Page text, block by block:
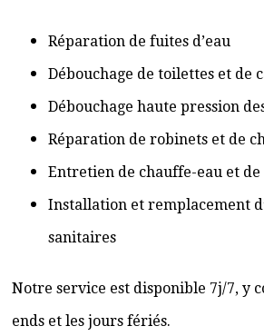
Réparation de fuites d’eau
Débouchage de toilettes et de
Débouchage haute pression
Réparation de robinets et de
Entretien de chauffe-eau et
Installation et remplacement
sanitaires
Notre service est disponible 7j/7, y
ends et les jours fériés.